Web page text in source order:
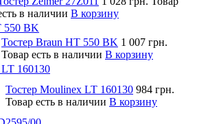
в наличии В корзину
550 BK
Тостер Braun HT 550 BK 1 007 грн.
Товар есть в наличии В корзину
160130
Тостер Moulinex LT 160130 984 грн.
Товар есть в наличии В корзину